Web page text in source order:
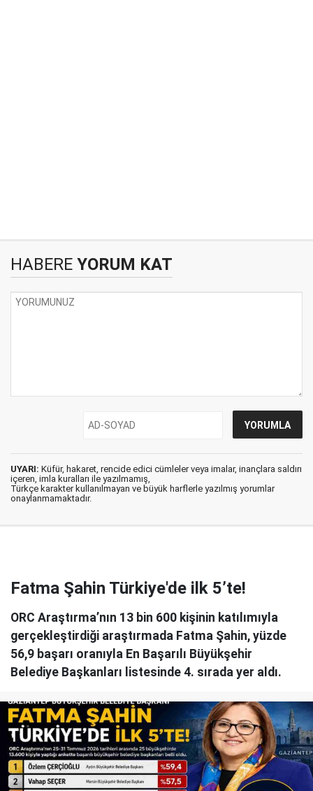
HABERE YORUM KAT
UYARI: Küfür, hakaret, rencide edici cümleler veya imalar, inançlara saldırı
içeren, imla kuralları ile yazılmamış,
Türkçe karakter kullanılmayan ve büyük harflerle yazılmış yorumlar
onaylanmamaktadır.
Fatma Şahin Türkiye'de ilk 5’te!
ORC Araştırma’nın 13 bin 600 kişinin katılımıyla
gerçekleştirdiği araştırmada Fatma Şahin, yüzde
56,9 başarı oranıyla En Başarılı Büyükşehir
Belediye Başkanları listesinde 4. sırada yer aldı.